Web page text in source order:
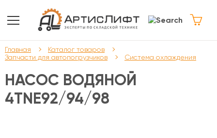
Главная
Каталог товаров
Запчасти для автопогрузчиков
Система охлаждения
НАСОС ВОДЯНОЙ
4TNE92/94/98